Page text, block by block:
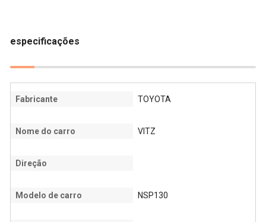
especificações
Fabricante TOYOTA
Nome do carro VITZ
Direção
Modelo de carro NSP130